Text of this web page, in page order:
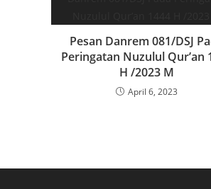
Pesan Danrem 081/DSJ
Peringatan Nuzulul Qur’an
H /2023 M
April 6, 2023